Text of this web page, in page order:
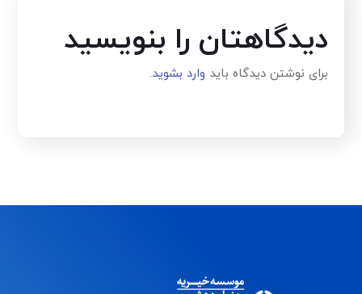
دیدگاهتان را بنویسید
برای نوشتن دیدگاه باید وارد بشوید.